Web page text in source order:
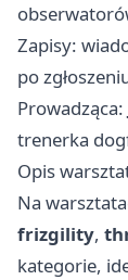
Zapisy:
po
Prowadząca:
trenerka
Opis
Na
frizgility,
kategorie,